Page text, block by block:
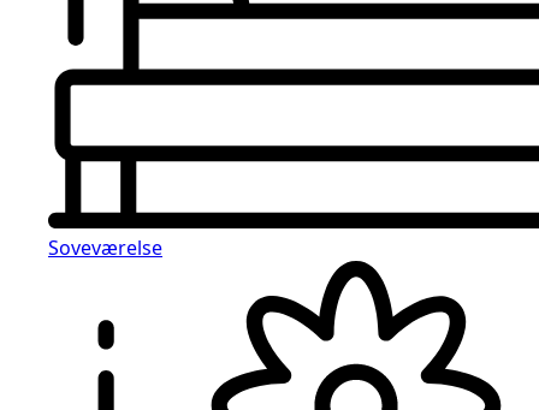
Soveværelse